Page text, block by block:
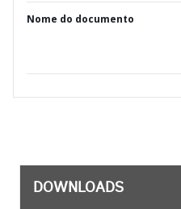
Nome do documento
DOWNLOADS